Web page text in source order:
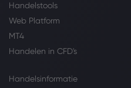
Handelstools
Web Platform
MT4
Handelen in CFD's
Handelsinformatie